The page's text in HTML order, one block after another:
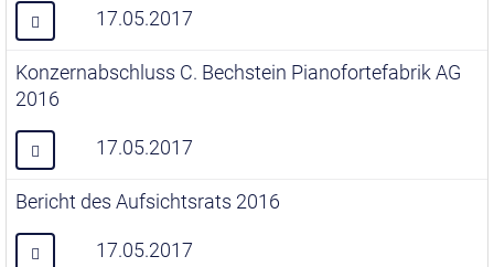
17.05.2017
Konzernabschluss C. Bechstein Pianofortefabrik AG
2016
17.05.2017
Bericht des Aufsichtsrats 2016
17.05.2017